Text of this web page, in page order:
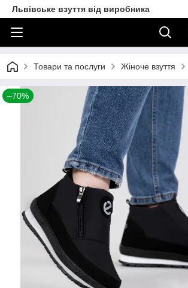
Львівське взуття від виробника
Товари та послуги Жіноче взуття
–70%